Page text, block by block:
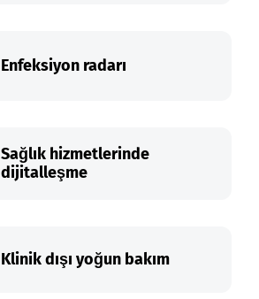
Enfeksiyon radarı
Sağlık hizmetlerinde
dijitalleşme
Klinik dışı yoğun bakım